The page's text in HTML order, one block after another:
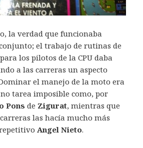
la verdad que funcionaba
el trabajo de rutinas de
los pilotos de la CPU daba
a las carreras un aspecto
el manejo de la moto era
tarea imposible como, por
Pons de Zigurat, mientras que
las hacía mucho más
Angel Nieto.